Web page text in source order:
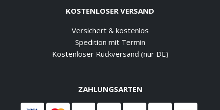
KOSTENLOSER VERSAND
Versichert & kostenlos
Spedition mit Termin
Kostenloser Rückversand (nur DE)
ZAHLUNGSARTEN